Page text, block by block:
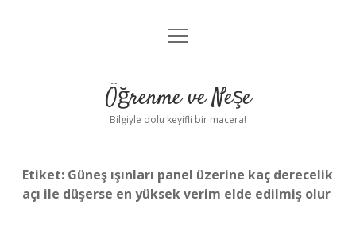
Anasayfa
Yasal Uyarı
menüyü
Öğrenme ve Neşe
Bilgiyle dolu keyifli bir macera!
Etiket: Güneş ışınları panel üzerine kaç derecelik
açı ile düşerse en yüksek verim elde edilmiş olur